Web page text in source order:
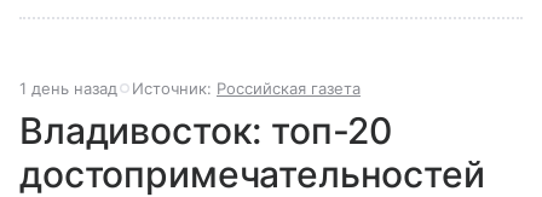
1 день назад Источник: Российская газета
Владивосток: топ-20
достопримечательностей